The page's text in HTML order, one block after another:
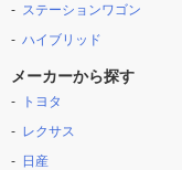
ステーションワゴン
ハイブリッド
メーカーから探す
トヨタ
レクサス
日産